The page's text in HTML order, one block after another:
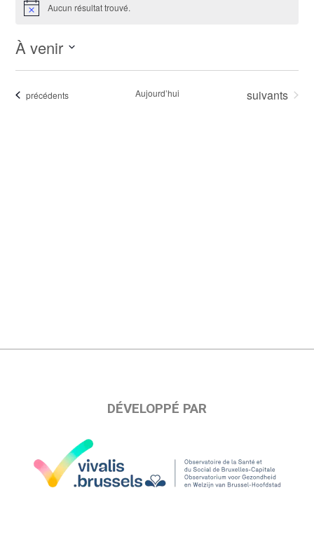
NoticeAucun résultat trouvé.
À venir
date.Évènements
précédents Aujourd’hui Évènements
suivants
DÉVELOPPÉ PAR